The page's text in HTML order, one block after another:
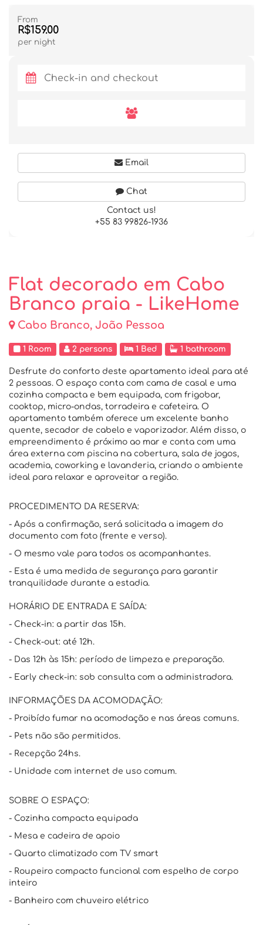
Flat decorado em Cabo
Branco praia - LikeHome
Cabo Branco, João Pessoa
1 Room 2 persons 1 Bed 1 bathroom
Desfrute do conforto deste apartamento ideal para até
2 pessoas. O espaço conta com cama de casal e uma
cozinha compacta e bem equipada, com frigobar,
cooktop, micro-ondas, torradeira e cafeteira. O
apartamento também oferece um excelente banho
quente, secador de cabelo e vaporizador. Além disso, o
empreendimento é próximo ao mar e conta com uma
área externa com piscina na cobertura, sala de jogos,
academia, coworking e lavanderia, criando o ambiente
ideal para relaxar e aproveitar a região.
PROCEDIMENTO DA RESERVA:
- Após a confirmação, será solicitada a imagem do
documento com foto (frente e verso).
- O mesmo vale para todos os acompanhantes.
- Esta é uma medida de segurança para garantir
tranquilidade durante a estadia.
HORÁRIO DE ENTRADA E SAÍDA:
- Check-in: a partir das 15h.
- Check-out: até 12h.
- Das 12h às 15h: período de limpeza e preparação.
- Early check-in: sob consulta com a administradora.
INFORMAÇÕES DA ACOMODAÇÃO:
- Proibído fumar na acomodação e nas áreas comuns.
- Pets não são permitidos.
- Recepção 24hs.
- Unidade com internet de uso comum.
SOBRE O ESPAÇO:
- Cozinha compacta equipada
- Mesa e cadeira de apoio
- Quarto climatizado com TV smart
- Roupeiro compacto funcional com espelho de corpo
inteiro
- Banheiro com chuveiro elétrico
From
R$159.00
per night
Email
Chat
Contact us!
+55 83 99826-1936